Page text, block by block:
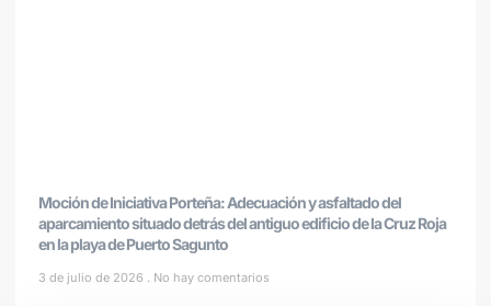
Moción de Iniciativa Porteña: Adecuación y asfaltado del
aparcamiento situado detrás del antiguo edificio de la Cruz Roja
en la playa de Puerto Sagunto
3 de julio de 2026 No hay comentarios